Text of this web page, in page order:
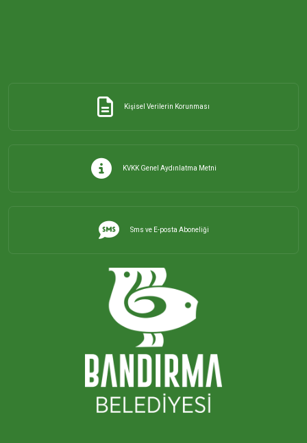
Kişisel Verilerin Korunması
KVKK Genel Aydınlatma Metni
Sms ve E-posta Aboneliği